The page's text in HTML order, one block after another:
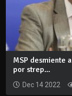
MSP desmiente
por strep...
Dec 14 2022